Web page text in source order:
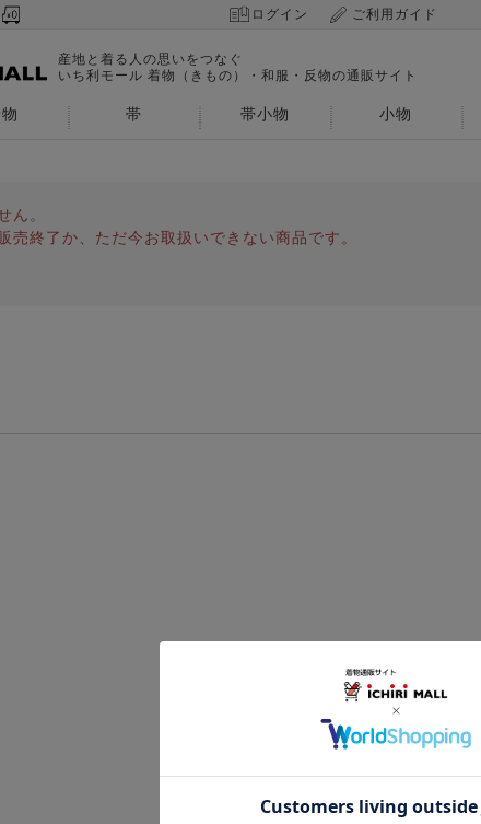
ログイン ご利用ガイド
産地と着る人の思いをつなぐ
いち利モール 着物（きもの）・和服・反物の通販サイト
帯 帯小物 小物
ん。
売終了か、ただ今お取扱いできない商品です。